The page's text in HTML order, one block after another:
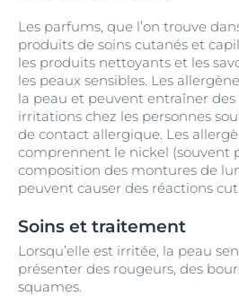
Les parfums, que l’on trouve
produits de soins cutanés et
les produits nettoyants et les
les peaux sensibles. Les
la peau et peuvent entraîner
irritations chez les personnes
de contact allergique. Les
comprennent le nickel (souvent
composition des montures de
peuvent causer des réactions
Soins et traitement
Lorsqu’elle est irritée, la peau
présenter des rougeurs, des
squames.